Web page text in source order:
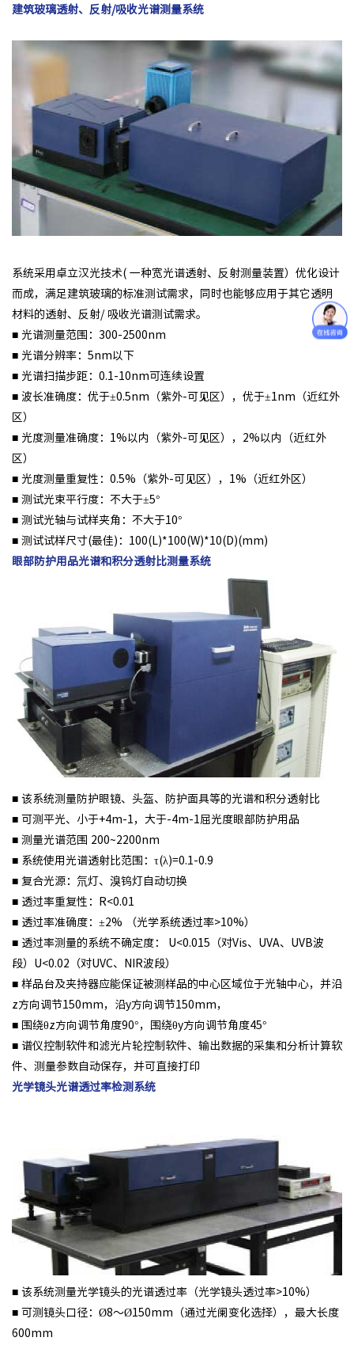
建筑玻璃透射、反射/吸收光谱测量系统
系统采用卓立汉光技术( 一种宽光谱透射、反射测量装置）优化设计
而成，满足建筑玻璃的标准测试需求，同时也能够应用于其它透明
材料的透射、反射/ 吸收光谱测试需求。
■ 光谱测量范围：300-2500nm
■ 光谱分辨率：5nm以下
■ 光谱扫描步距：0.1-10nm可连续设置
■ 波长准确度：优于±0.5nm（紫外-可见区），优于±1nm（近红外
区）
■ 光度测量准确度：1%以内（紫外-可见区），2%以内（近红外
区）
■ 光度测量重复性：0.5%（紫外-可见区），1%（近红外区）
■ 测试光束平行度：不大于±5°
■ 测试光轴与试样夹角：不大于10°
■ 测试试样尺寸(最佳)：100(L)*100(W)*10(D)(mm)
眼部防护用品光谱和积分透射比测量系统
■ 该系统测量防护眼镜、头盔、防护面具等的光谱和积分透射比
■ 可测平光、小于+4m-1，大于-4m-1屈光度眼部防护用品
■ 测量光谱范围 200~2200nm
■ 系统使用光谱透射比范围：τ(λ)=0.1-0.9
■ 复合光源：氘灯、溴钨灯自动切换
■ 透过率重复性：R<0.01
■ 透过率准确度：±2% （光学系统透过率>10%）
■ 透过率测量的系统不确定度： U<0.015（对Vis、UVA、UVB波
段）U<0.02（对UVC、NIR波段）
■ 样品台及夹持器应能保证被测样品的中心区域位于光轴中心，并沿
z方向调节150mm，沿y方向调节150mm，
■ 围绕θz方向调节角度90°，围绕θy方向调节角度45°
■ 谱仪控制软件和滤光片轮控制软件、输出数据的采集和分析计算软
件、测量参数自动保存，并可直接打印
光学镜头光谱透过率检测系统
■ 该系统测量光学镜头的光谱透过率（光学镜头透过率>10%）
■ 可测镜头口径：Ø8～Ø150mm（通过光阑变化选择）， 最大长度
600mm